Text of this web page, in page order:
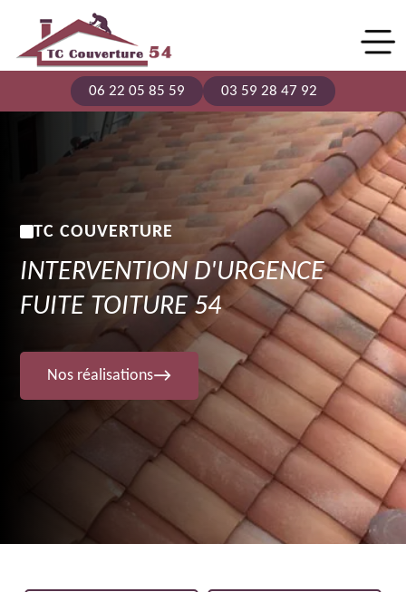
06 22 05 85 59 03 59 28 47 92
TC COUVERTURE
INTERVENTION D'URGENCE
FUITE TOITURE 54
Nos réalisations